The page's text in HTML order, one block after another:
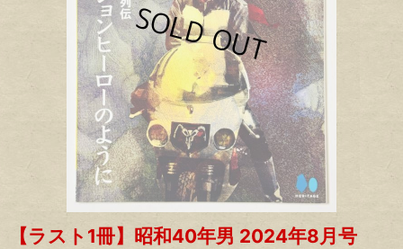
【ラスト1冊】昭和40年男 2024年8月号